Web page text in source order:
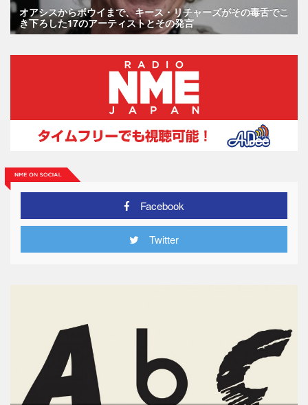
オアシスからボウイまで、キース・リチャーズがその毒舌でこ
き下ろした17のアーティストとその発言
Facebook
Twitter